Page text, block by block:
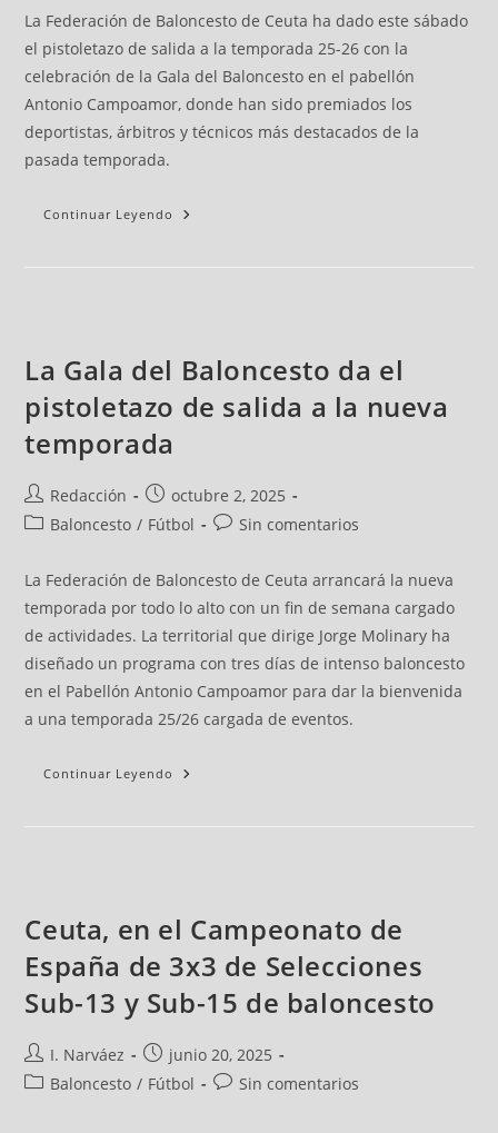
La Federación de Baloncesto de Ceuta ha dado este sábado
el pistoletazo de salida a la temporada 25-26 con la
celebración de la Gala del Baloncesto en el pabellón
Antonio Campoamor, donde han sido premiados los
deportistas, árbitros y técnicos más destacados de la
pasada temporada.
Continuar Leyendo
La Gala del Baloncesto da el
pistoletazo de salida a la nueva
temporada
Redacción
octubre 2, 2025
Baloncesto / Fútbol Sin comentarios
La Federación de Baloncesto de Ceuta arrancará la nueva
temporada por todo lo alto con un fin de semana cargado
de actividades. La territorial que dirige Jorge Molinary ha
diseñado un programa con tres días de intenso baloncesto
en el Pabellón Antonio Campoamor para dar la bienvenida
a una temporada 25/26 cargada de eventos.
Continuar Leyendo
Ceuta, en el Campeonato de
España de 3x3 de Selecciones
Sub-13 y Sub-15 de baloncesto
I. Narváez
junio 20, 2025
Baloncesto / Fútbol Sin comentarios